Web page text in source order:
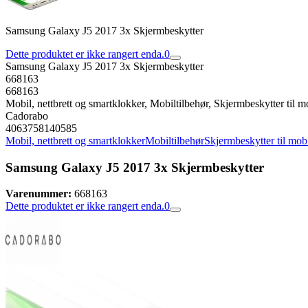
Samsung Galaxy J5 2017 3x Skjermbeskytter
Dette produktet er ikke rangert enda.0
Samsung Galaxy J5 2017 3x Skjermbeskytter
668163
668163
Mobil, nettbrett og smartklokker, Mobiltilbehør, Skjermbeskytter til
Cadorabo
4063758140585
Mobil, nettbrett og smartklokkerMobiltilbehørSkjermbeskytter til
Samsung Galaxy J5 2017 3x Skjermbeskytter
Varenummer: 668163
Dette produktet er ikke rangert enda.0